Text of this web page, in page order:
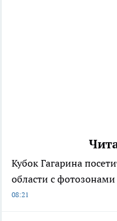
Кубок Гагарина
области с
08:21